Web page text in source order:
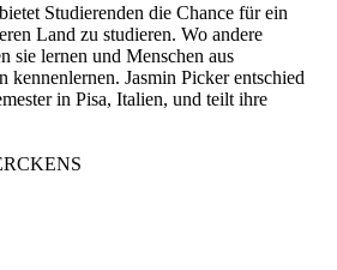
Studierenden die Chance für ein
Land zu studieren. Wo andere
sie lernen und Menschen aus
kennenlernen. Jasmin Picker entschied
in Pisa, Italien, und teilt ihre